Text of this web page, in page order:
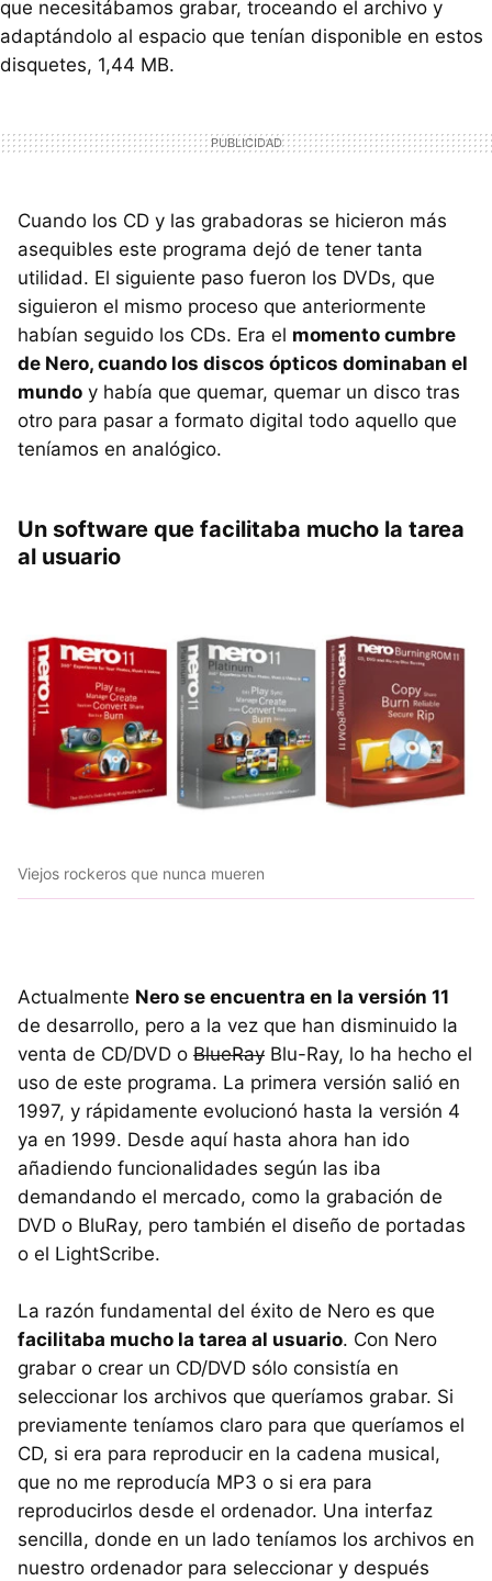
que necesitábamos grabar, troceando el archivo y
adaptándolo al espacio que tenían disponible en estos
disquetes, 1,44 MB.
Cuando los CD y las grabadoras se hicieron más
asequibles este programa dejó de tener tanta
utilidad. El siguiente paso fueron los DVDs, que
siguieron el mismo proceso que anteriormente
habían seguido los CDs. Era el momento cumbre
de Nero, cuando los discos ópticos dominaban el
mundo y había que quemar, quemar un disco tras
otro para pasar a formato digital todo aquello que
teníamos en analógico.
Un software que facilitaba mucho la tarea
al usuario
Viejos rockeros que nunca mueren
Actualmente Nero se encuentra en la versión 11
de desarrollo, pero a la vez que han disminuido la
venta de CD/DVD o BlueRay Blu-Ray, lo ha hecho el
uso de este programa. La primera versión salió en
1997, y rápidamente evolucionó hasta la versión 4
ya en 1999. Desde aquí hasta ahora han ido
añadiendo funcionalidades según las iba
demandando el mercado, como la grabación de
DVD o BluRay, pero también el diseño de portadas
o el LightScribe.
La razón fundamental del éxito de Nero es que
facilitaba mucho la tarea al usuario. Con Nero
grabar o crear un CD/DVD sólo consistía en
seleccionar los archivos que queríamos grabar. Si
previamente teníamos claro para que queríamos el
CD, si era para reproducir en la cadena musical,
que no me reproducía MP3 o si era para
reproducirlos desde el ordenador. Una interfaz
sencilla, donde en un lado teníamos los archivos en
nuestro ordenador para seleccionar y después